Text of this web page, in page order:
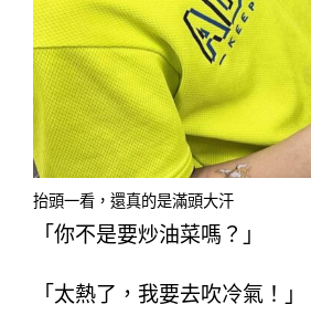
抬頭一看，還真的是滿頭大汗
「你不是要炒油菜嗎？」
「太熱了，我要去吹冷氣！」